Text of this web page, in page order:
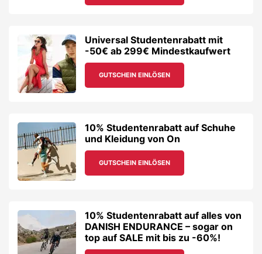
Universal Studentenrabatt mit
-50€ ab 299€ Mindestkaufwert
GUTSCHEIN EINLÖSEN
10% Studentenrabatt auf Schuhe
und Kleidung von On
GUTSCHEIN EINLÖSEN
10% Studentenrabatt auf alles von
DANISH ENDURANCE – sogar on
top auf SALE mit bis zu -60%!